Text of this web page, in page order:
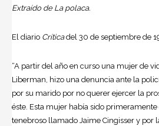
Extraído de La polaca.
El diario Críticadel 30 de septiembre de
“A partir del año en curso una mujer de
Liberman, hizo una denuncia ante la
por su marido por no querer ejercer la
éste. Esta mujer había sido
tenebroso llamado Jaime Cingisser y por